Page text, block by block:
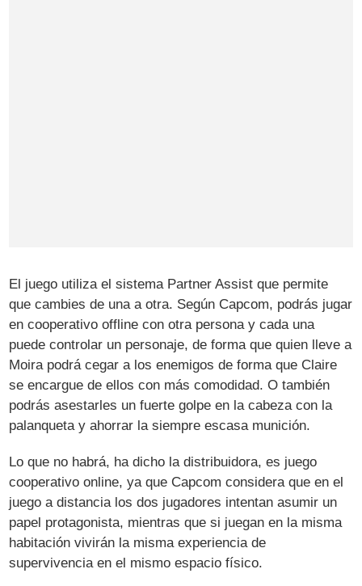
El juego utiliza el sistema Partner Assist que permite
que cambies de una a otra. Según Capcom, podrás jugar
en cooperativo offline con otra persona y cada una
puede controlar un personaje, de forma que quien lleve a
Moira podrá cegar a los enemigos de forma que Claire
se encargue de ellos con más comodidad. O también
podrás asestarles un fuerte golpe en la cabeza con la
palanqueta y ahorrar la siempre escasa munición.
Lo que no habrá, ha dicho la distribuidora, es juego
cooperativo online, ya que Capcom considera que en el
juego a distancia los dos jugadores intentan asumir un
papel protagonista, mientras que si juegan en la misma
habitación vivirán la misma experiencia de
supervivencia en el mismo espacio físico.